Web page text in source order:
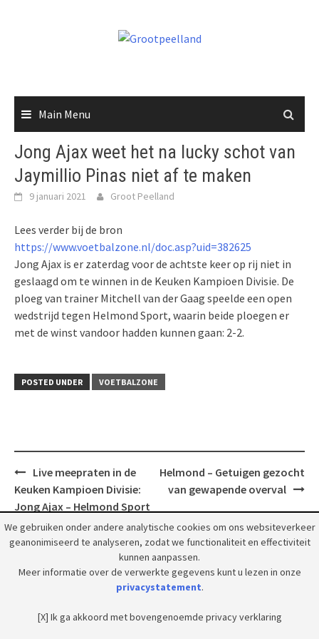
Main Menu
Jong Ajax weet het na lucky schot van
Jaymillio Pinas niet af te maken
9 januari 2021 Groot Peelland
Lees verder bij de bron
https://www.voetbalzone.nl/doc.asp?uid=382625
Jong Ajax is er zaterdag voor de achtste keer op rij niet in
geslaagd om te winnen in de Keuken Kampioen Divisie. De
ploeg van trainer Mitchell van der Gaag speelde een open
wedstrijd tegen Helmond Sport, waarin beide ploegen er
met de winst vandoor hadden kunnen gaan: 2-2.
POSTED UNDER VOETBALZONE
Post
navigation
Live meepraten in de
Keuken Kampioen Divisie:
Jong Ajax – Helmond Sport
Helmond – Getuigen gezocht
van gewapende overval
© 2018 Grootpeelland. Alle rechten voorbehouden.
We gebruiken onder andere analytische cookies om ons websiteverkeer
geanonimiseerd te analyseren, zodat we functionaliteit en effectiviteit
kunnen aanpassen.
Meer informatie over de verwerkte gegevens kunt u lezen in onze
privacystatement.
[X] Ik ga akkoord met bovengenoemde privacy verklaring